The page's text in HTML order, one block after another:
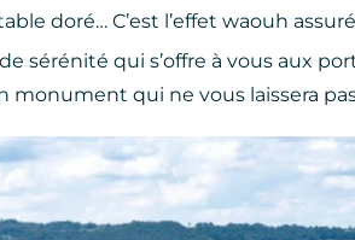
doré… C’est l’effet waouh
sérénité qui s’offre à vous aux
monument qui ne vous laissera